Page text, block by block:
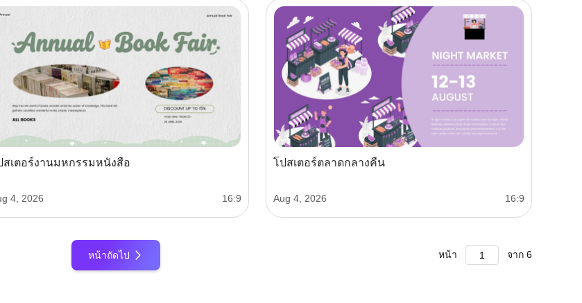
สเตอร์งานมหกรรมหนังสือ
4, 2026 16:9
โปสเตอร์ตลาดกลางคืน
Aug 4, 2026 16:9
หน้าถัดไป หน้า จาก 6